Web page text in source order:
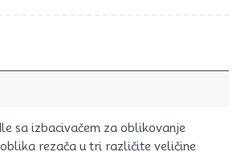
sa izbacivačem za oblikovanje
rezača u tri različite veličine